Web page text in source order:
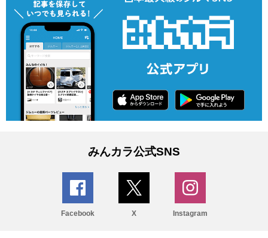
みんカラ公式SNS
Facebook X Instagram